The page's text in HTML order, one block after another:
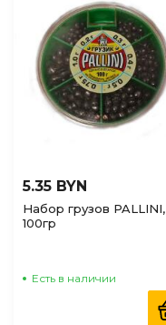
5.35 BYN
Набор грузов PALLINI,
100гр
Есть в наличии